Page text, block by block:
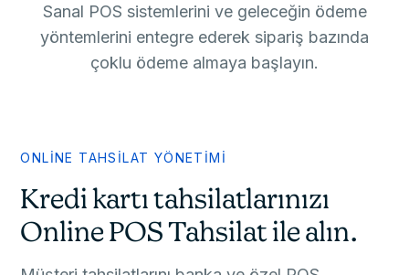
Sanal POS sistemlerini ve geleceğin ödeme
yöntemlerini entegre ederek sipariş bazında
çoklu ödeme almaya başlayın.
ONLİNE TAHSİLAT YÖNETİMİ
Kredi kartı tahsilatlarınızı
Online POS Tahsilat ile alın.